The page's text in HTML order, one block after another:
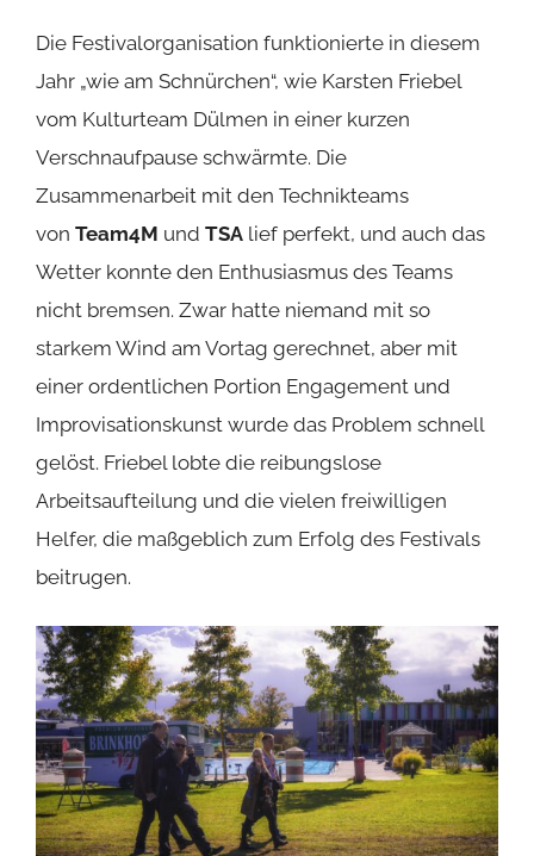
Die Festivalorganisation funktionierte in diesem
Jahr „wie am Schnürchen“, wie Karsten Friebel
vom Kulturteam Dülmen in einer kurzen
Verschnaufpause schwärmte. Die
Zusammenarbeit mit den Technikteams
von Team4M und TSA lief perfekt, und auch das
Wetter konnte den Enthusiasmus des Teams
nicht bremsen. Zwar hatte niemand mit so
starkem Wind am Vortag gerechnet, aber mit
einer ordentlichen Portion Engagement und
Improvisationskunst wurde das Problem schnell
gelöst. Friebel lobte die reibungslose
Arbeitsaufteilung und die vielen freiwilligen
Helfer, die maßgeblich zum Erfolg des Festivals
beitrugen.